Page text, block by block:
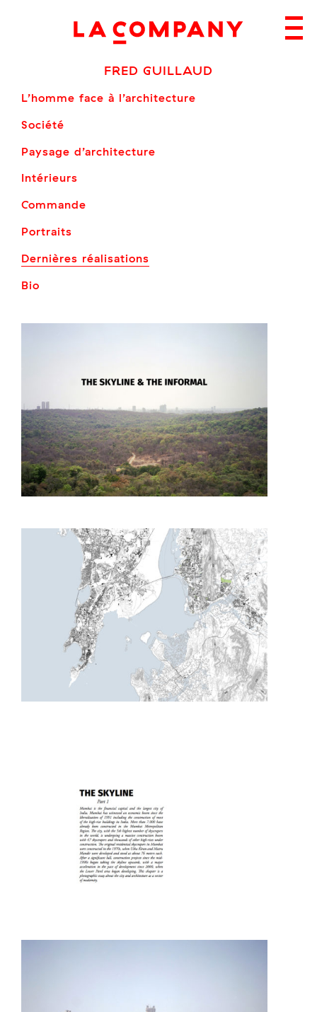
FRED GUILLAUD
L’homme face à l’architecture
Société
Paysage d’architecture
Intérieurs
Commande
Portraits
Dernières réalisations
Bio